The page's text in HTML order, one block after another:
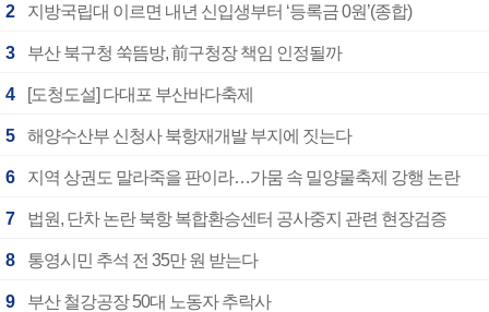
2 지방국립대 이르면 내년 신입생부터 ‘등록금 0원’(종합)
3 부산 북구청 쑥뜸방, 前구청장 책임 인정될까
4 [도청도설] 다대포 부산바다축제
5 해양수산부 신청사 북항재개발 부지에 짓는다
6 지역 상권도 말라죽을 판이라…가뭄 속 밀양물축제 강행 논란
7 법원, 단차 논란 북항 복합환승센터 공사중지 관련 현장검증
8 통영시민 추석 전 35만 원 받는다
9 부산 철강공장 50대 노동자 추락사